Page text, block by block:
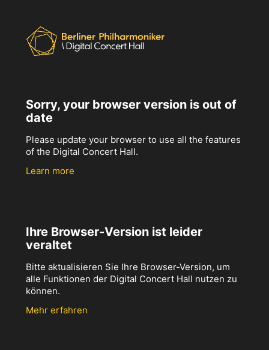
Sorry, your browser version is out of
date
Please update your browser to use all the features
of the Digital Concert Hall.
Learn more
Ihre Browser-Version ist leider
veraltet
Bitte aktualisieren Sie Ihre Browser-Version, um
alle Funktionen der Digital Concert Hall nutzen zu
können.
Mehr erfahren